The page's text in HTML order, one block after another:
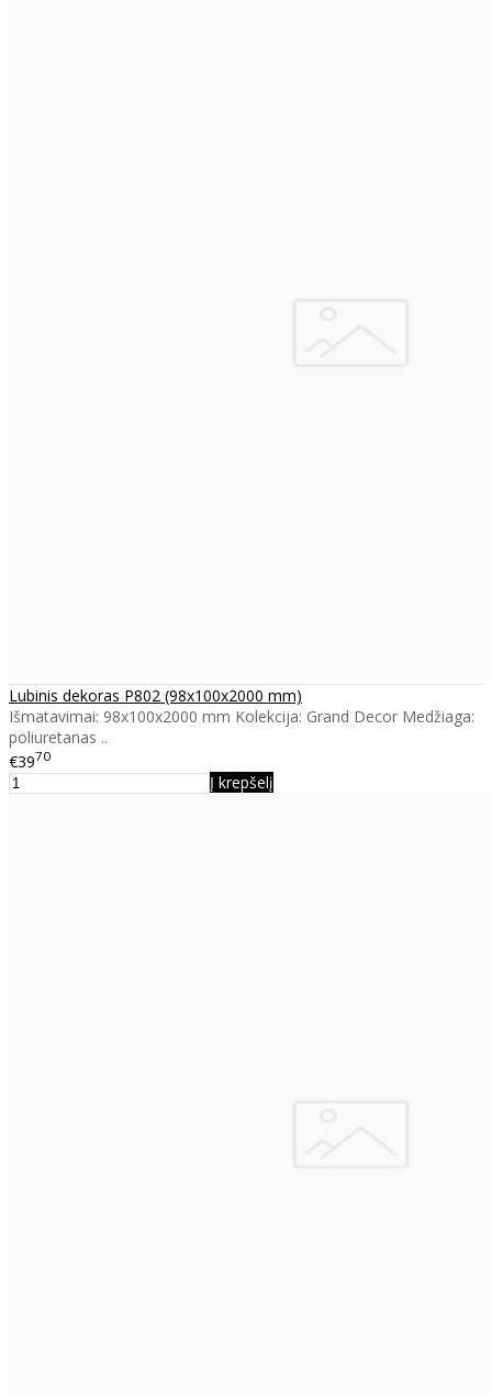
Lubinis dekoras P802 (98x100x2000 mm)
Išmatavimai: 98x100x2000 mm Kolekcija: Grand Decor Medžiaga:
poliuretanas ..
€3970
Į krepšelį